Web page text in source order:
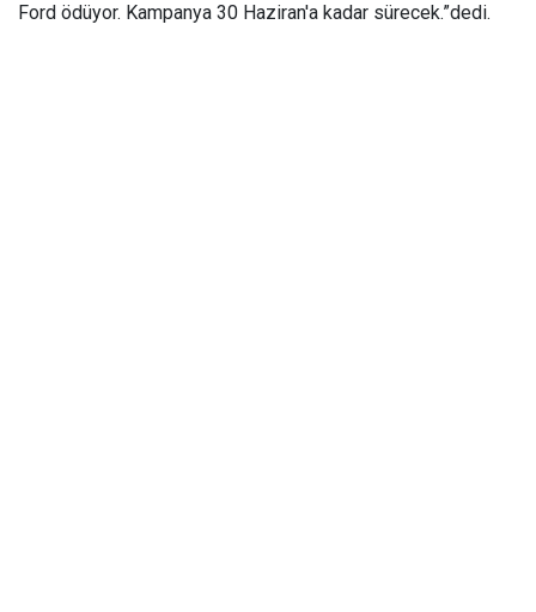
Ford ödüyor. Kampanya 30 Haziran'a kadar sürecek.”dedi.